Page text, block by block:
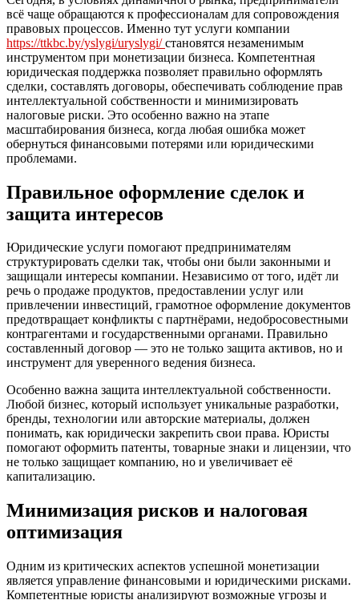
всё чаще обращаются к профессионалам для сопровождения
правовых процессов. Именно тут услуги компании
https://ttkbc.by/yslygi/uryslygi/становятся незаменимым
инструментом при монетизации бизнеса. Компетентная
юридическая поддержка позволяет правильно оформлять
сделки, составлять договоры, обеспечивать соблюдение прав
интеллектуальной собственности и минимизировать
налоговые риски. Это особенно важно на этапе
масштабирования бизнеса, когда любая ошибка может
обернуться финансовыми потерями или юридическими
проблемами.
Правильное оформление сделок и
защита интересов
Юридические услуги помогают предпринимателям
структурировать сделки так, чтобы они были законными и
защищали интересы компании. Независимо от того, идёт ли
речь о продаже продуктов, предоставлении услуг или
привлечении инвестиций, грамотное оформление документов
предотвращает конфликты с партнёрами, недобросовестными
контрагентами и государственными органами. Правильно
составленный договор — это не только защита активов, но и
инструмент для уверенного ведения бизнеса.
Особенно важна защита интеллектуальной собственности.
Любой бизнес, который использует уникальные разработки,
бренды, технологии или авторские материалы, должен
понимать, как юридически закрепить свои права. Юристы
помогают оформить патенты, товарные знаки и лицензии, что
не только защищает компанию, но и увеличивает её
капитализацию.
Минимизация рисков и налоговая
оптимизация
Одним из критических аспектов успешной монетизации
является управление финансовыми и юридическими рисками.
Компетентные юристы анализируют возможные угрозы и